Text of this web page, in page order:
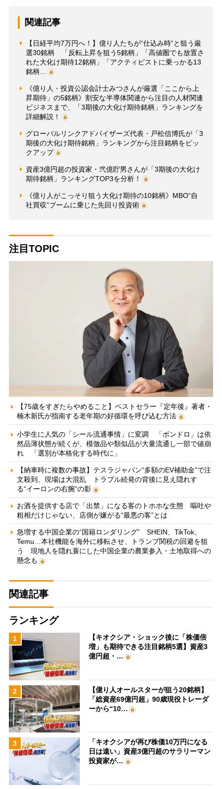
関連記事
【日経平均7万円へ！】億り人たちが“仕込み時”と狙う厳
選30銘柄 「反転上昇を狙う5銘柄」「高値圏でも放置さ
れた大化け期待12銘柄」「アクティビストに乗っかる13
銘柄…
《億り人・投資公認会計士みつさんが厳選「ここから上
昇期待」の5銘柄》割安な半導体関連から注目の人材関連
ビジネスまで、「3期後の大化け期待銘柄」ランキングを
詳細解説！
グローバルリンクアドバイザーズ代表・戸松信博氏が「3
期後の大化け期待銘柄」ランキングから注目銘柄をピッ
クアップ
資産3億円超の投資家・弐億貯男さんが「3期後の大化け
期待銘柄」ランキングTOP3を分析！
《億り人がこっそり狙う大化け期待の10銘柄》MBO“自
社買収”ブームに乗じた先回り投資術
注目TOPIC
【75歳をすぎたらやめること】ベストセラー『定年後』著者・
楠木新氏が指南する老年期の好循環を呼び込む方法
小学生に人気の「シール流通事情」に変調 「ボンドロ」は依
然品薄状態が続くが、模倣品や類似品が大量流通し一部で値崩
れ 「選別が本格化する時代に」
【納車時に複数の事故】テスラジャパン“多額のEV補助金”で注
文殺到、現場は大混乱 トラブル続発の背後に見え隠れす
る“イーロンの右腕”の影
お酒を提供する店で「出禁」になる客のトホホな生態 嘔吐や
粗相だけじゃない、店側が嫌がる“最悪の客”とは
急増する中国企業の“国籍ロンダリング” SHEIN、TikTok、
Temu…本社機能を海外に移転させ、トランプ関税の回避を狙
う 現地人を隠れ蓑にした中国企業の農業参入・土地取得への
懸念も
関連記事
ランキング
1
【キオクシア・ショック後に「株価倍
増」も期待できる注目銘柄5選】資産3
億円超・…
2
【億り人オールスターが狙う20銘柄】
「総資産69億円超」90歳現役トレーダ
ーから“10…
3
「キオクシアが再び株価10万円になる
日は遠い」資産3億円超のサラリーマン
投資家が…